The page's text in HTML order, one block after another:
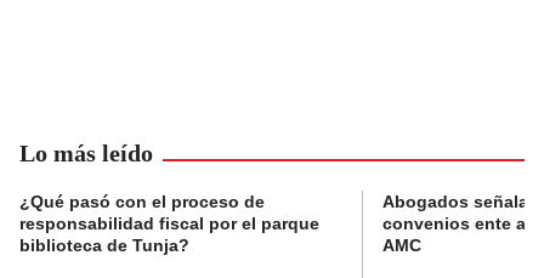
Lo más leído
¿Qué pasó con el proceso de
responsabilidad fiscal por el parque
biblioteca de Tunja?
Abogados
convenios ente
AMC